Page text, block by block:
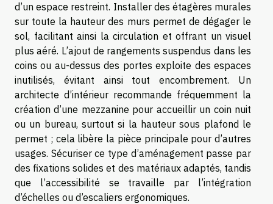
d’un espace restreint. Installer des étagères murales
sur toute la hauteur des murs permet de dégager le
sol, facilitant ainsi la circulation et offrant un visuel
plus aéré. L’ajout de rangements suspendus dans les
coins ou au-dessus des portes exploite des espaces
inutilisés, évitant ainsi tout encombrement. Un
architecte d’intérieur recommande fréquemment la
création d’une mezzanine pour accueillir un coin nuit
ou un bureau, surtout si la hauteur sous plafond le
permet ; cela libère la pièce principale pour d’autres
usages. Sécuriser ce type d’aménagement passe par
des fixations solides et des matériaux adaptés, tandis
que l’accessibilité se travaille par l’intégration
d’échelles ou d’escaliers ergonomiques.